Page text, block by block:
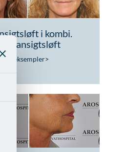
i kombi.
>